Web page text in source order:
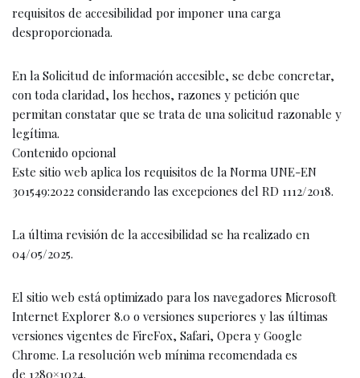
requisitos de accesibilidad por imponer una carga
desproporcionada.
En la Solicitud de información accesible, se debe concretar,
con toda claridad, los hechos, razones y petición que
permitan constatar que se trata de una solicitud razonable y
legítima.
Contenido opcional
Este sitio web aplica los requisitos de laNorma UNE-EN
301549:2022 considerando las excepciones del RD 1112/2018.
La última revisión de la accesibilidad se ha realizado en
04/05/2025.
El sitio web está optimizado para los navegadores Microsoft
Internet Explorer 8.0 o versiones superiores y las últimas
versiones vigentes de FireFox, Safari, Opera y Google
Chrome. Laresolución web mínimarecomendada es
de 1280×1024.